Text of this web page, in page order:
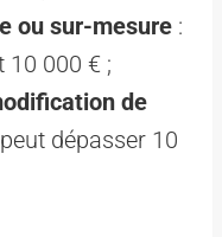
ou sur-mesure :
10 000 € ;
de
dépasser 10